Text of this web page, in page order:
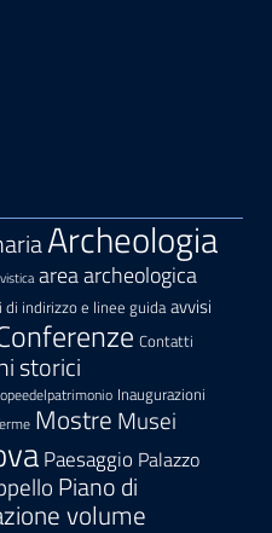
Archeologia
area archeologica
indirizzo e linee guida avvisi
Contatti
storici
Inaugurazioni
Mostre Musei
Paesaggio Palazzo
Piano di
volume